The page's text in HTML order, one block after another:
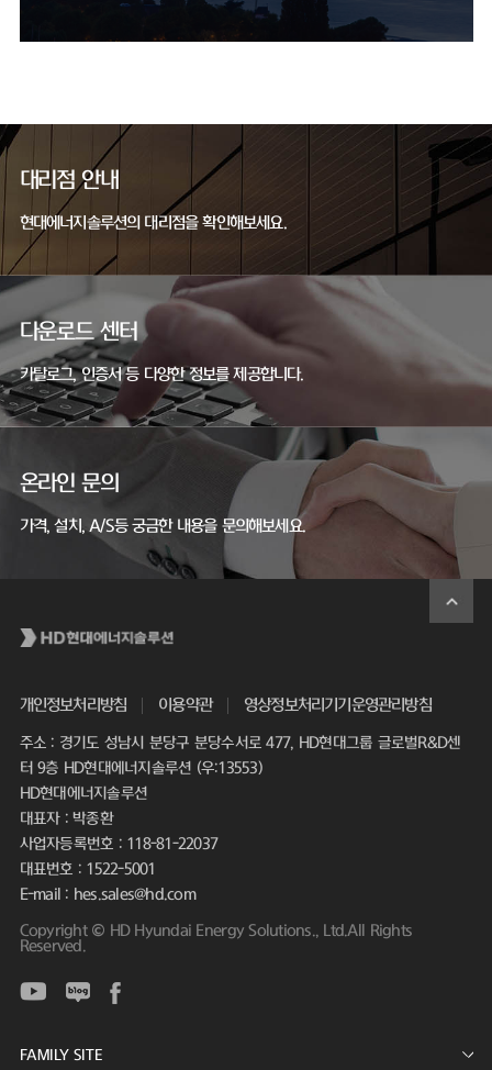
대리점 안내
현대에너지솔루션의 대리점을 확인해보세요.
다운로드 센터
카탈로그, 인증서 등 다양한 정보를 제공합니다.
온라인 문의
가격, 설치, A/S등 궁금한 내용을 문의해보세요.
개인정보처리방침 이용약관 영상정보처리기기운영관리방침
주소 : 경기도 성남시 분당구 분당수서로 477, HD현대그룹 글로벌R&D센
터 9층 HD현대에너지솔루션 (우:13553)
HD현대에너지솔루션
대표자 : 박종환
사업자등록번호 : 118-81-22037
대표번호 : 1522-5001
E-mail : hes.sales@hd.com
Copyright © HD Hyundai Energy Solutions., Ltd.All Rights
Reserved.